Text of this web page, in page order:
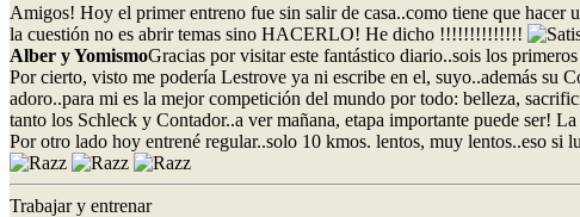
Amigos! Hoy el primer entreno fue sin salir de casa..como tiene que hacer
la cuestión no es abrir temas sino HACERLO! He dicho !!!!!!!!!!!!!!
Alber y YomismoGracias por visitar este fantástico diario..sois los
Por cierto, visto me podería Lestrove ya ni escribe en el, suyo..además
adoro..para mi es la mejor competición del mundo por todo: belleza,
tanto los Schleck y Contador..a ver mañana, etapa importante puede ser! La
Por otro lado hoy entrené regular..solo 10 kmos. lentos, muy lentos..eso si
Trabajar y entrenar